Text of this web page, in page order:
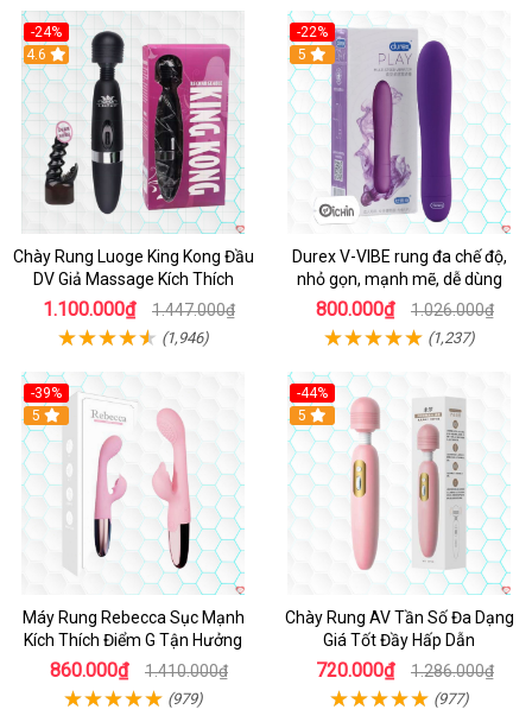
-24%
4.6
Chày Rung Luoge King Kong Đầu
DV Giả Massage Kích Thích
1.100.000₫ 1.447.000₫
(1,946)
-22%
Hot
5
Durex V-VIBE rung đa chế độ,
nhỏ gọn, mạnh mẽ, dễ dùng
800.000₫ 1.026.000₫
(1,237)
-39%
Hot
5
Máy Rung Rebecca Sục Mạnh
Kích Thích Điểm G Tận Hưởng
860.000₫ 1.410.000₫
(979)
-44%
Hot
5
Chày Rung AV Tần Số Đa Dạng
Giá Tốt Đầy Hấp Dẫn
720.000₫ 1.286.000₫
(977)